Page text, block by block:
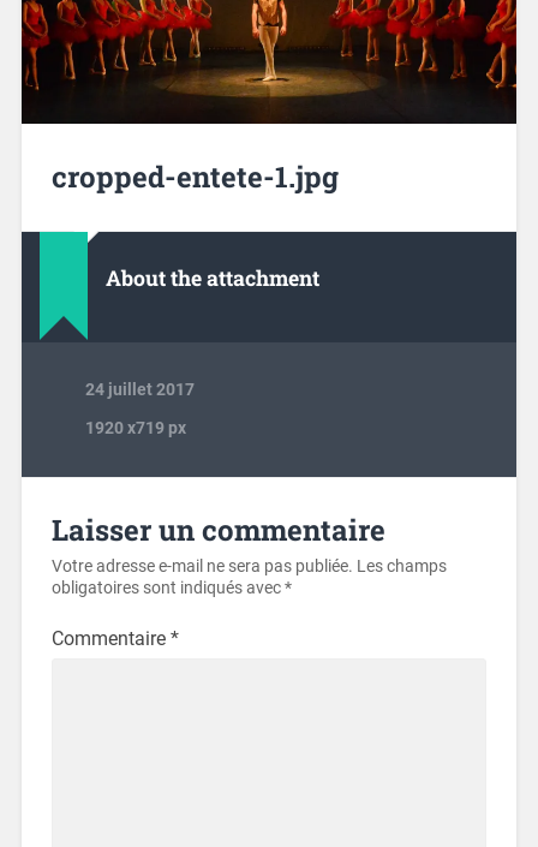
cropped-entete-1.jpg
About the attachment
24 juillet 2017
1920x719 px
Laisser un commentaire
Votre adresse e-mail ne sera pas publiée. Les champs
obligatoires sont indiqués avec*
Commentaire *